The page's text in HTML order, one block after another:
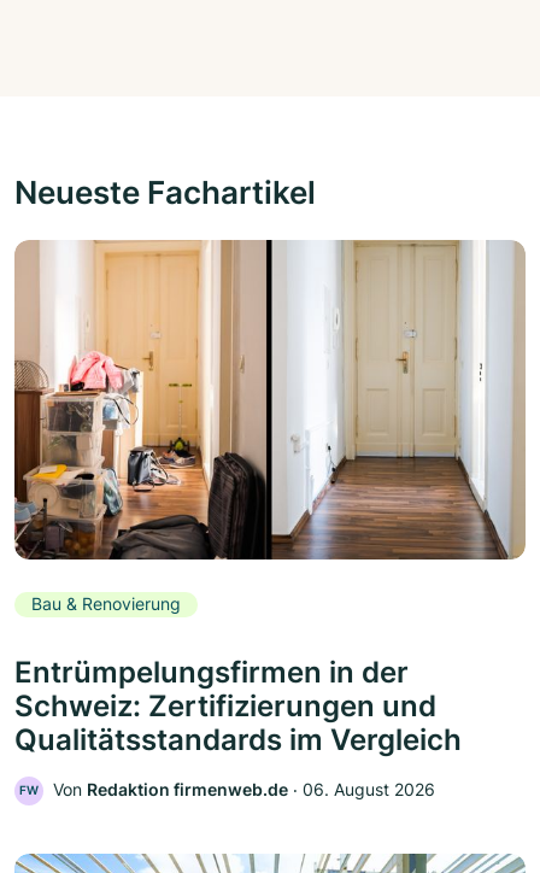
Neueste Fachartikel
Bau & Renovierung
Entrümpelungsfirmen in der
Schweiz: Zertifizierungen und
Qualitätsstandards im Vergleich
FW Von Redaktion firmenweb.de ‧ 06. August 2026